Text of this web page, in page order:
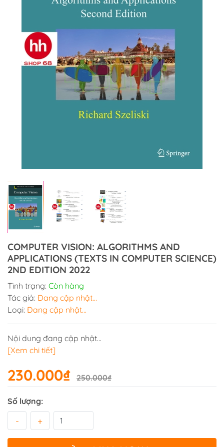
COMPUTER VISION: ALGORITHMS AND
APPLICATIONS (TEXTS IN COMPUTER SCIENCE)
2ND EDITION 2022
Tình trạng: Còn hàng
Tác giả: Đang cập nhật...
Loại: Đang cập nhật...
Nội dung đang cập nhật...
[Xem chi tiết]
230.000₫ 250.000₫
Số lượng:
- +